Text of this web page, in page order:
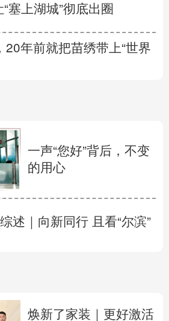
塞上湖城”彻底出圈
20年前就把苗绣带上“世界
一声“您好”背后，不变
的用心
述｜向新同行 且看“尔滨”
焕新了家装｜更好激活